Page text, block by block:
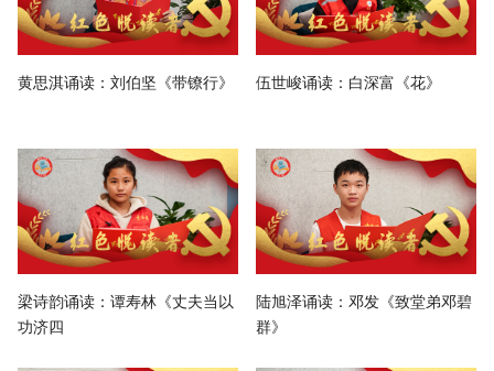
黄思淇诵读：刘伯坚《带镣行》 伍世峻诵读：白深富《花》
梁诗韵诵读：谭寿林《丈夫当以
功济四
陆旭泽诵读：邓发《致堂弟邓碧
群》